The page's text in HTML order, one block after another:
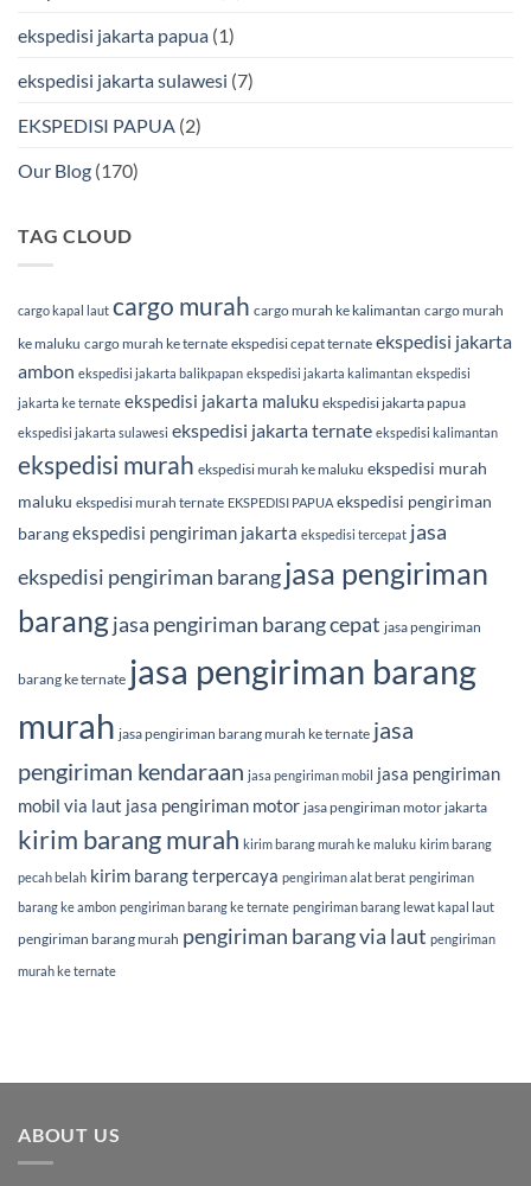
ekspedisi jakarta papua (1)
ekspedisi jakarta sulawesi (7)
EKSPEDISI PAPUA (2)
Our Blog (170)
TAG CLOUD
cargo kapal laut cargo murah cargo murah ke kalimantan cargo murah
ke maluku cargo murah ke ternate ekspedisi cepat ternate ekspedisi jakarta
ambon ekspedisi jakarta balikpapan ekspedisi jakarta kalimantan ekspedisi
jakarta ke ternate ekspedisi jakarta maluku ekspedisi jakarta papua
ekspedisi jakarta sulawesi ekspedisi jakarta ternate ekspedisi kalimantan
ekspedisi murah ekspedisi murah ke maluku ekspedisi murah
maluku ekspedisi murah ternate EKSPEDISI PAPUA ekspedisi pengiriman
barangekspedisi pengiriman jakarta ekspedisi tercepat jasa
ekspedisi pengiriman barangjasa pengiriman
barangjasa pengiriman barang cepat jasa pengiriman
barang ke ternate jasa pengiriman barang
murah jasa pengiriman barang murah ke ternate jasa
pengiriman kendaraan jasa pengiriman mobil jasa pengiriman
mobil via laut jasa pengiriman motor jasa pengiriman motor jakarta
kirim barang murah kirim barang murah ke maluku kirim barang
pecah belah kirim barang terpercaya pengiriman alat berat pengiriman
barang ke ambon pengiriman barang ke ternate pengiriman barang lewat kapal laut
pengiriman barang murah pengiriman barang via laut pengiriman
murah ke ternate
ABOUT US